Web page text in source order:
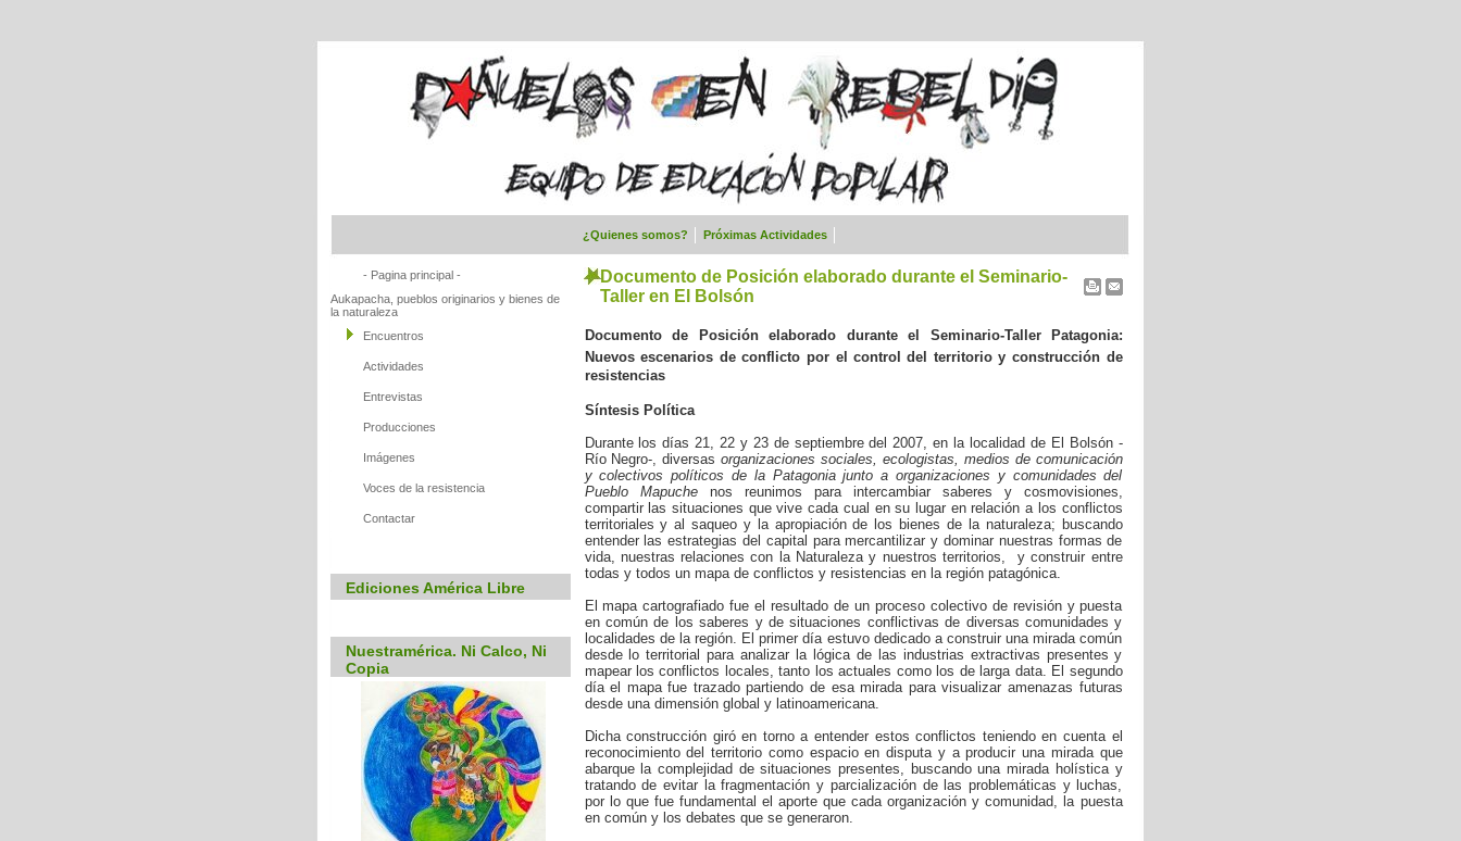
¿Quienes somos? Próximas Actividades
- Pagina principal -
Aukapacha, pueblos originarios y bienes de
la naturaleza
Encuentros
Actividades
Entrevistas
Producciones
Imágenes
Voces de la resistencia
Contactar
Ediciones América Libre
Nuestramérica. Ni Calco, Ni
Copia
Documento de Posición elaborado durante el Seminario-
Taller en El Bolsón
Documento de Posición elaborado durante el Seminario-Taller
Patagonia:
Nuevos escenarios de conflicto por el control del territorio y construcción de
resistencias
Síntesis Política
Durante los días 21, 22 y 23 de septiembre del 2007, en la localidad de El Bolsón -
Río Negro-, diversasorganizaciones sociales, ecologistas, medios de comunicación
y colectivos políticos de la Patagonia junto a organizaciones y comunidades del
Pueblo Mapuchenos reunimos para intercambiar saberes y cosmovisiones,
compartir las situaciones que vive cada cual en su lugar en relación a los conflictos
territoriales y al saqueo y la apropiación de los bienes de la naturaleza; buscando
entender las estrategias del capital para mercantilizar y dominar nuestras formas de
vida, nuestras relaciones con la Naturaleza y nuestros territorios, y construir entre
todas y todos un mapa de conflictos y resistencias en la región patagónica.
El mapa cartografiado fue el resultado de un proceso colectivo de revisión y puesta
en común de los saberes y de situaciones conflictivas de diversas comunidades y
localidades de la región. El primer día estuvo dedicado a construir una mirada común
desde lo territorial para analizar la lógica de las industrias extractivas presentes y
mapear los conflictos locales, tanto los actuales como los de larga data. El segundo
día el mapa fue trazado partiendo de esa mirada para visualizar amenazas futuras
desde una dimensión global y latinoamericana.
Dicha construcción giró en torno a entender estos conflictos teniendo en cuenta el
reconocimiento del territorio como espacio en disputa y a producir una mirada que
abarque la complejidad de situaciones presentes, buscando una mirada holística y
tratando de evitar la fragmentación y parcialización de las problemáticas y luchas,
por lo que fue fundamental el aporte que cada organización y comunidad, la puesta
en común y los debates que se generaron.